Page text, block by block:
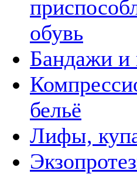
обувь
Бандажи и
бельё
Лифы,